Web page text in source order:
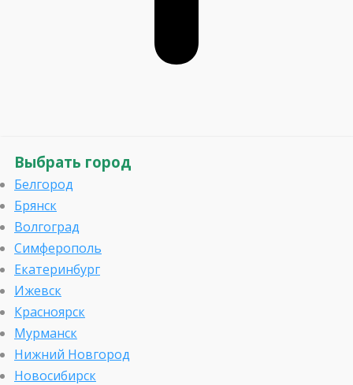
Выбрать город
Белгород
Брянск
Волгоград
Симферополь
Екатеринбург
Ижевск
Красноярск
Мурманск
Нижний Новгород
Новосибирск